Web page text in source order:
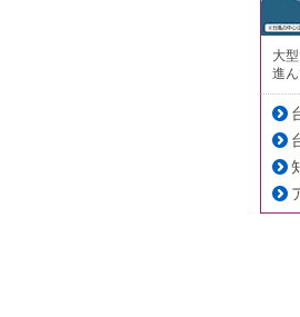
大
進